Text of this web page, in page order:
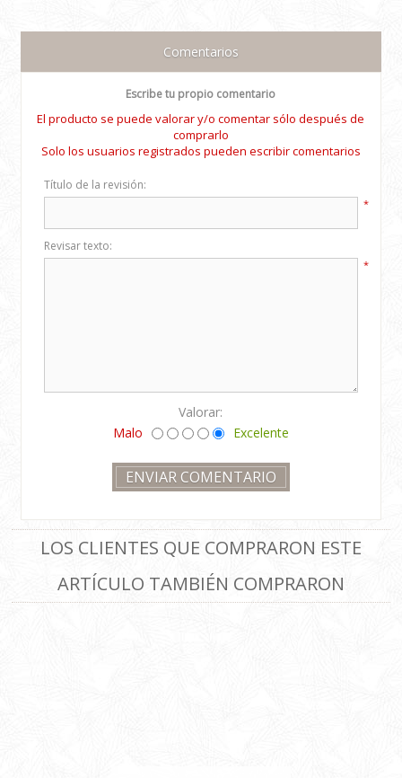
Comentarios
Escribe tu propio comentario
El producto se puede valorar y/o comentar sólo después de
comprarlo
Solo los usuarios registrados pueden escribir comentarios
Título de la revisión:
*
Revisar texto:
*
Valorar:
Malo
Excelente
LOS CLIENTES QUE COMPRARON ESTE
ARTÍCULO TAMBIÉN COMPRARON